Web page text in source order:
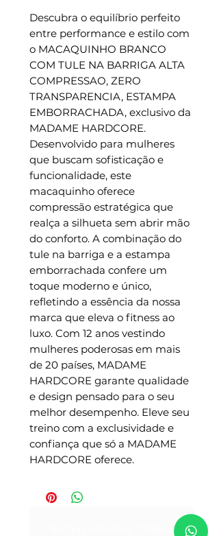
Descubra o equilíbrio perfeito
entre performance e estilo com
o MACAQUINHO BRANCO
COM TULE NA BARRIGA ALTA
COMPRESSAO, ZERO
TRANSPARENCIA, ESTAMPA
EMBORRACHADA, exclusivo da
MADAME HARDCORE.
Desenvolvido para mulheres
que buscam sofisticação e
funcionalidade, este
macaquinho oferece
compressão estratégica que
realça a silhueta sem abrir mão
do conforto. A combinação do
tule na barriga e a estampa
emborrachada confere um
toque moderno e único,
refletindo a essência da nossa
marca que eleva o fitness ao
luxo. Com 12 anos vestindo
mulheres poderosas em mais
de 20 países, MADAME
HARDCORE garante qualidade
e design pensado para o seu
melhor desempenho. Eleve seu
treino com a exclusividade e
confiança que só a MADAME
HARDCORE oferece.
No hay reseñas todavía